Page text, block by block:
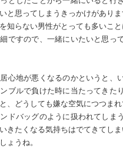
と思ってしまうきっかけがありま
知らない男性がとっても多いこと
ですので、一緒にいたいと思っ
心地が悪くなるのかというと、
ブルで負けた時に当たってきた
、どうしても嫌な空気につつまれ
ドバッグのように扱われてしま
きたくなる気持ちはでてきてしま
ょうね。